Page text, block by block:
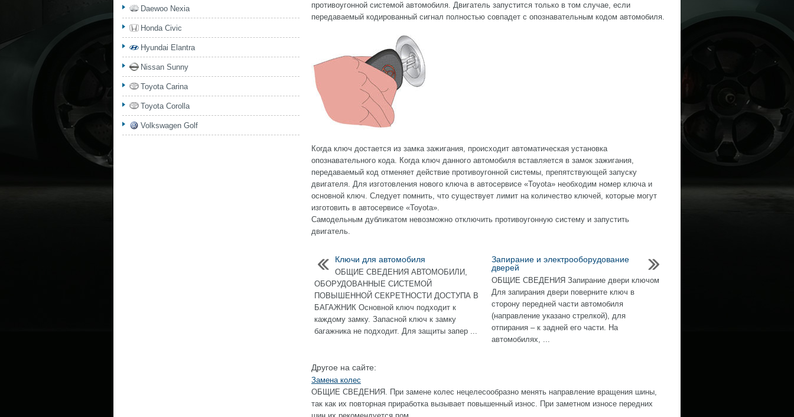
противоугонной системой автомобиля. Двигатель запустится только в том случае, если
передаваемый кодированный сигнал полностью совпадет с опознавательным кодом автомобиля.
Когда ключ достается из замка зажигания, происходит автоматическая установка
опознавательного кода. Когда ключ данного автомобиля вставляется в замок зажигания,
передаваемый код отменяет действие противоугонной системы, препятствующей запуску
двигателя. Для изготовления нового ключа в автосервисе «Toyota» необходим номер ключа и
основной ключ. Следует помнить, что существует лимит на количество ключей, которые могут
изготовить в автосервисе «Toyota».
Самодельным дубликатом невозможно отключить противоугонную систему и запустить
двигатель.
Ключи для автомобиля
ОБЩИЕ СВЕДЕНИЯ АВТОМОБИЛИ,
ОБОРУДОВАННЫЕ СИСТЕМОЙ
ПОВЫШЕННОЙ СЕКРЕТНОСТИ ДОСТУПА В
БАГАЖНИК Основной ключ подходит к
каждому замку. Запасной ключ к замку
багажника не подходит. Для защиты запер ...
Запирание и электрооборудование
дверей
ОБЩИЕ СВЕДЕНИЯ Запирание двери ключом
Для запирания двери поверните ключ в
сторону передней части автомобиля
(направление указано стрелкой), для
отпирания – к задней его части. На
автомобилях, ...
Другое на сайте:
Замена колес
ОБЩИЕ СВЕДЕНИЯ. При замене колес нецелесообразно менять направление вращения шины,
так как их повторная приработка вызывает повышенный износ. При заметном износе передних
Daewoo Nexia
Honda Civic
Hyundai Elantra
Nissan Sunny
Toyota Carina
Toyota Corolla
Volkswagen Golf